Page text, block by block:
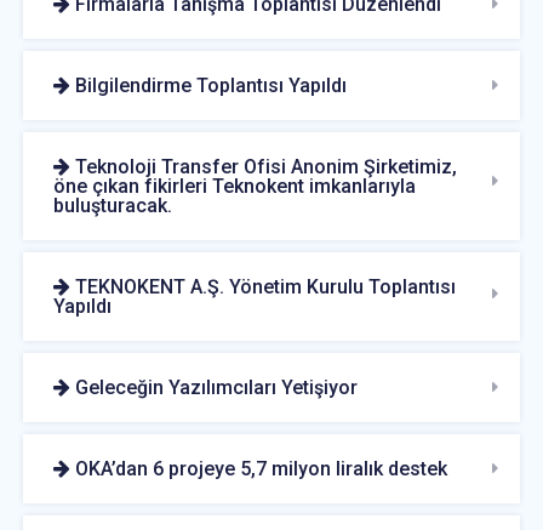
Bilgilendirme Toplantısı Yapıldı
Teknoloji Transfer Ofisi Anonim Şirketimiz,
öne çıkan fikirleri Teknokent imkanlarıyla
buluşturacak.
TEKNOKENT A.Ş. Yönetim Kurulu Toplantısı
Yapıldı
Geleceğin Yazılımcıları Yetişiyor
OKA’dan 6 projeye 5,7 milyon liralık destek